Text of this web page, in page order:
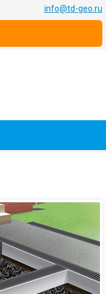
info@td-geo.ru